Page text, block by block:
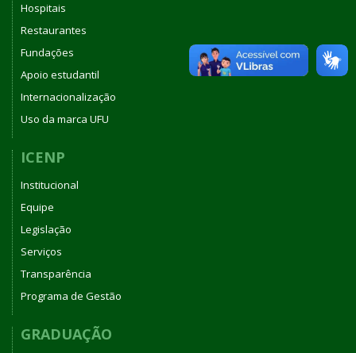
Hospitais
Restaurantes
Fundações
Apoio estudantil
Internacionalização
Uso da marca UFU
ICENP
Institucional
Equipe
Legislação
Serviços
Transparência
Programa de Gestão
GRADUAÇÃO